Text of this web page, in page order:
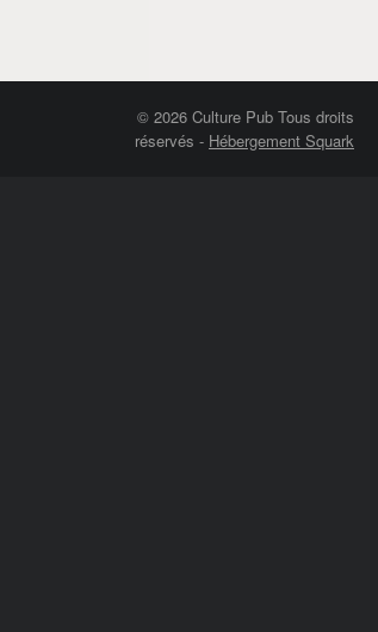
© 2026 Culture Pub Tous droits
réservés - Hébergement Squark